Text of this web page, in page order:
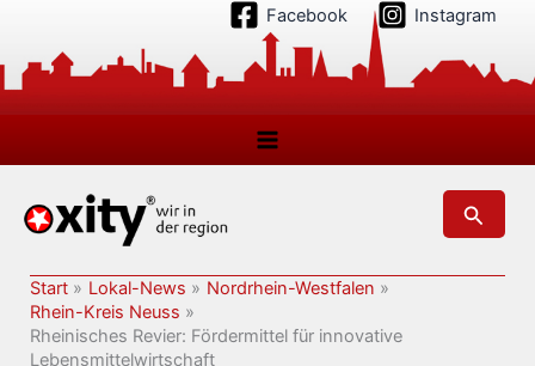
springen
Facebook Instagram
Suchen
Start Lokal-News
Nordrhein-Westfalen
Rhein-Kreis Neuss
Rheinisches Revier: Fördermittel für innovative
Lebensmittelwirtschaft